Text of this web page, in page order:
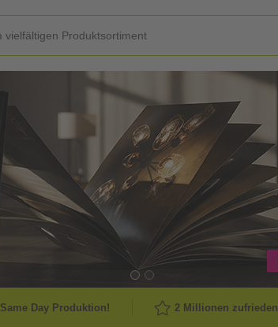
Same Day Produktion! 2 Millionen